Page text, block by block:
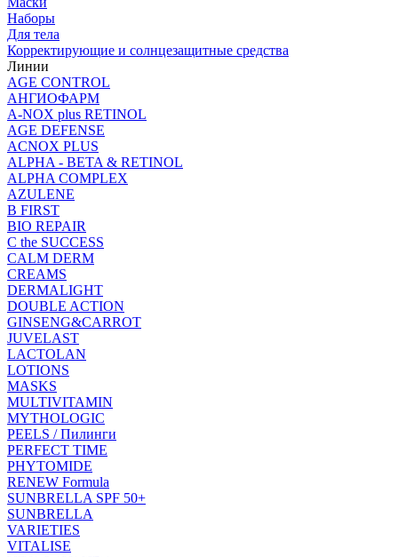
Наборы
Для тела
Корректирующие и солнцезащитные средства
Линии
AGE CONTROL
АНГИОФАРМ
A-NOX plus RETINOL
AGE DEFENSE
ACNOX PLUS
ALPHA - BETA & RETINOL
ALPHA COMPLEX
AZULENE
B FIRST
BIO REPAIR
C the SUCCESS
CALM DERM
CREAMS
DERMALIGHT
DOUBLE ACTION
GINSENG&CARROT
JUVELAST
LACTOLAN
LOTIONS
MASKS
MULTIVITAMIN
MYTHOLOGIC
PEELS / Пилинги
PERFECT TIME
PHYTOMIDE
RENEW Formula
SUNBRELLA SPF 50+
SUNBRELLA
VARIETIES
VITALISE